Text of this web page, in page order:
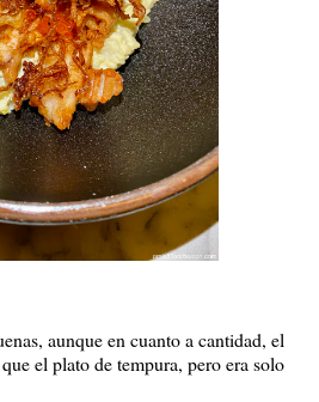
aunque en cuanto a cantidad, el
el plato de tempura, pero era solo